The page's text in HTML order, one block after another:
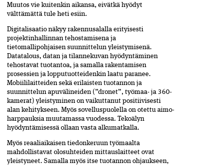
Muutos­ vie kuitenkin aikansa, eivätkä­ hyödyt
välttämättä tule ­heti esiin.
Digitalisaatio näkyy rakennusalalla erityisesti
projektinhallinnan tehostamisena ja
tietomallipohjaisen suunnittelun yleistymisenä.
Datatalous, datan ja tilanne­kuvan hyödyntäminen
tehostavat tuotan­toa, ja samalla rakentamisen
prosessien­ ja lopputuotteidenkin laatu paranee.
Mobiili­laitteiden sekä erilaisten tuotannon ja
suunnittelun apuvälineiden (”dronet”, työmaa- ja 360-
kamerat) yleistyminen on vaikuttanut positiivisesti
alan kehitykseen. Myös sovelluspuolella on otettu aimo­
harppauksia muutamassa vuodessa. Tekoälyn
hyödyntämisessä ollaan vasta alkumatkalla.
Myös reaaliaikaisen tiedonkeruun työmaalta
mahdollistavat olosuhteiden mittauslaitteet ovat
yleistyneet. Samalla myös itse tuotannon ohjaukseen,